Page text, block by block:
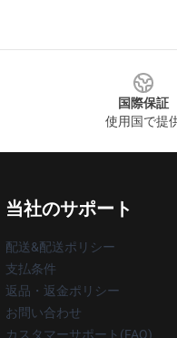
国際保証
使用国で提
当社のサポート
配送&配送ポリシー
支払条件
返品・返金ポリシー
お問い合わせ
カスタマーサポート(FAQ)